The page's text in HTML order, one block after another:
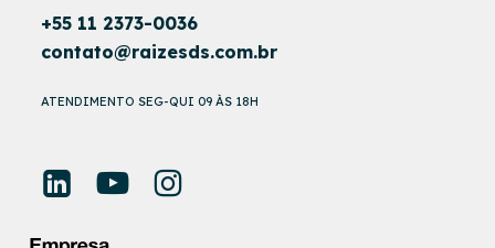
+55 11 2373-0036
contato@raizesds.com.br
ATENDIMENTO SEG-QUI 09 ÀS 18H